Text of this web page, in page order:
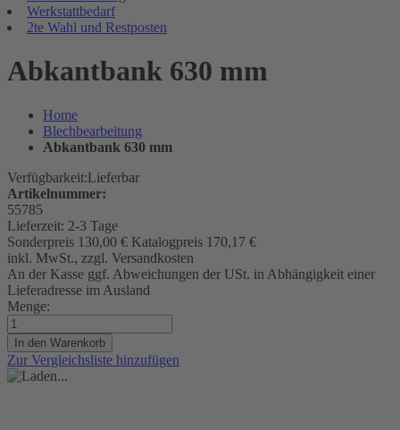
Werkstattbedarf
2te Wahl und Restposten
Abkantbank 630 mm
Home
Blechbearbeitung
Abkantbank 630 mm
Verfügbarkeit:Lieferbar
Artikelnummer:
55785
Lieferzeit: 2-3 Tage
Sonderpreis 130,00 € Katalogpreis 170,17 €
inkl. MwSt., zzgl. Versandkosten
An der Kasse ggf. Abweichungen der USt. in Abhängigkeit einer
Lieferadresse im Ausland
Menge:
In den Warenkorb
Zur Vergleichsliste hinzufügen